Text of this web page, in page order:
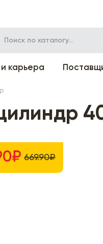
карьера
669.90₽